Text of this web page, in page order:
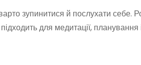
зупинитися й послухати себе.
для медитації,